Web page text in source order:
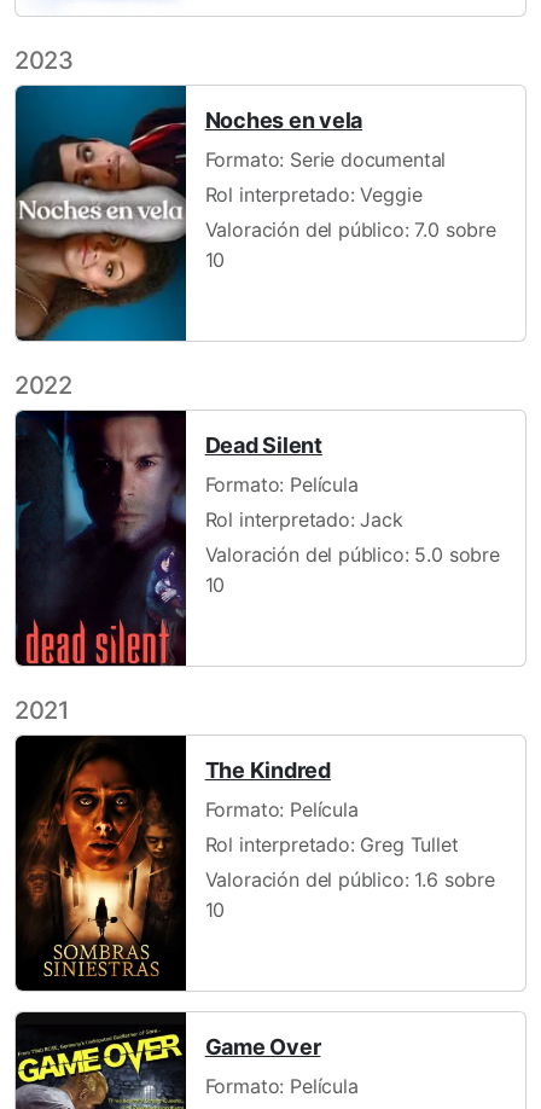
2023
Noches en vela
Formato: Serie documental
Rol interpretado: Veggie
Valoración del público: 7.0 sobre
10
2022
Dead Silent
Formato: Película
Rol interpretado: Jack
Valoración del público: 5.0 sobre
10
2021
The Kindred
Formato: Película
Rol interpretado: Greg Tullet
Valoración del público: 1.6 sobre
10
Game Over
Formato: Película